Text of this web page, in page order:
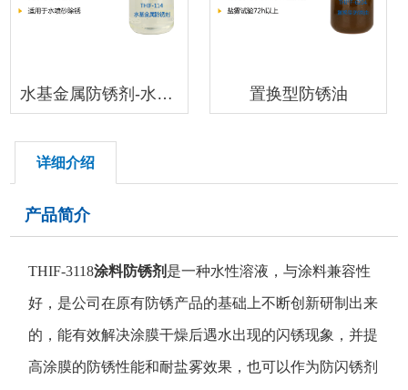
水基金属防锈剂-水喷砂防锈剂 置换型防锈油
详细介绍
产品简介
THIF-3118涂料防锈剂 是一种水性溶液，与涂料兼容性
好，是公司在原有防锈产品的基础上不断创新研制出来
的，能有效解决涂膜干燥后遇水出现的闪锈现象，并提
高涂膜的防锈性能和耐盐雾效果，也可以作为防闪锈剂